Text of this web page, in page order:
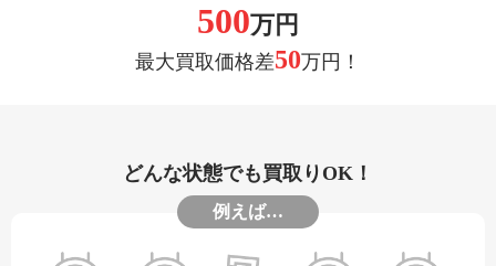
500万円
最大買取価格差50万円！
どんな状態でも買取りOK！
例えば…